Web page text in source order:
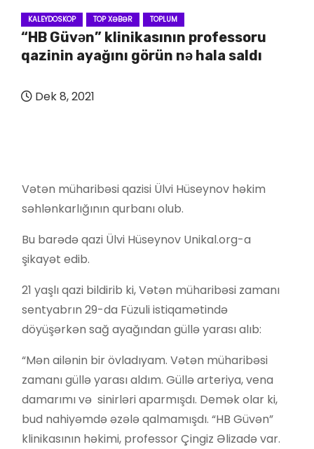
KALEYDOSKOP TOP XƏBƏR TOPLUM
“HB Güvən” klinikasının professoru
qazinin ayağını görün nə hala saldı
Dek 8, 2021
Vətən müharibəsi qazisi Ülvi Hüseynov həkim
səhlənkarlığının qurbanı olub.
Bu barədə qazi Ülvi Hüseynov Unikal.org-a
şikayət edib.
21 yaşlı qazi bildirib ki, Vətən müharibəsi zamanı
sentyabrın 29-da Füzuli istiqamətində
döyüşərkən sağ ayağından güllə yarası alıb:
“Mən ailənin bir övladıyam. Vətən müharibəsi
zamanı güllə yarası aldım. Güllə arteriya, vena
damarımı və sinirləri aparmışdı. Demək olar ki,
bud nahiyəmdə əzələ qalmamışdı. “HB Güvən”
klinikasının həkimi, professor Çingiz Əlizadə var.